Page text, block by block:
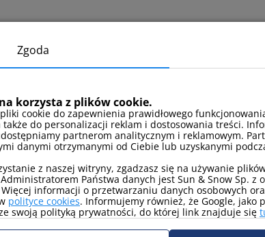
TV kablowa/satelitarna
Zgoda
korzysta z plików cookie.
cookie do zapewnienia prawidłowego
także do personalizacji reklam i dostosowania treści.
partnerom analitycznym i reklamowym.
danymi otrzymanymi od Ciebie lub uzyskanymi
z naszej witryny, zgadzasz się na używanie
Państwa danych jest Sun & Snow Sp. z
Więcej informacji o przetwarzaniu danych osobowych
polityce cookies. Informujemy również, że Google, jako
swoją polityką prywatności, do której link znajduje się